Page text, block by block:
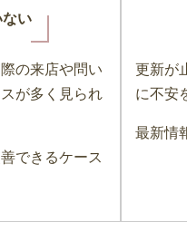
い
の来店や問い
が多く見られ
できるケース
更新が
に不安
最新情